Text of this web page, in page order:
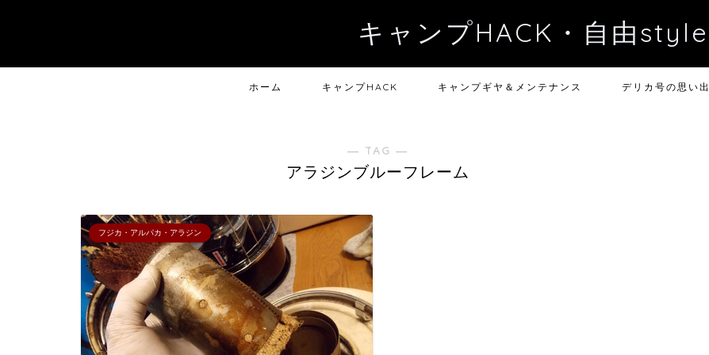
キャンプHACK・自由style
ホーム キャンプHACK キャンプギヤ＆メンテナンス デリカ号の思い出
― TAG ―
アラジンブルーフレーム
フジカ・アルパカ・アラジン